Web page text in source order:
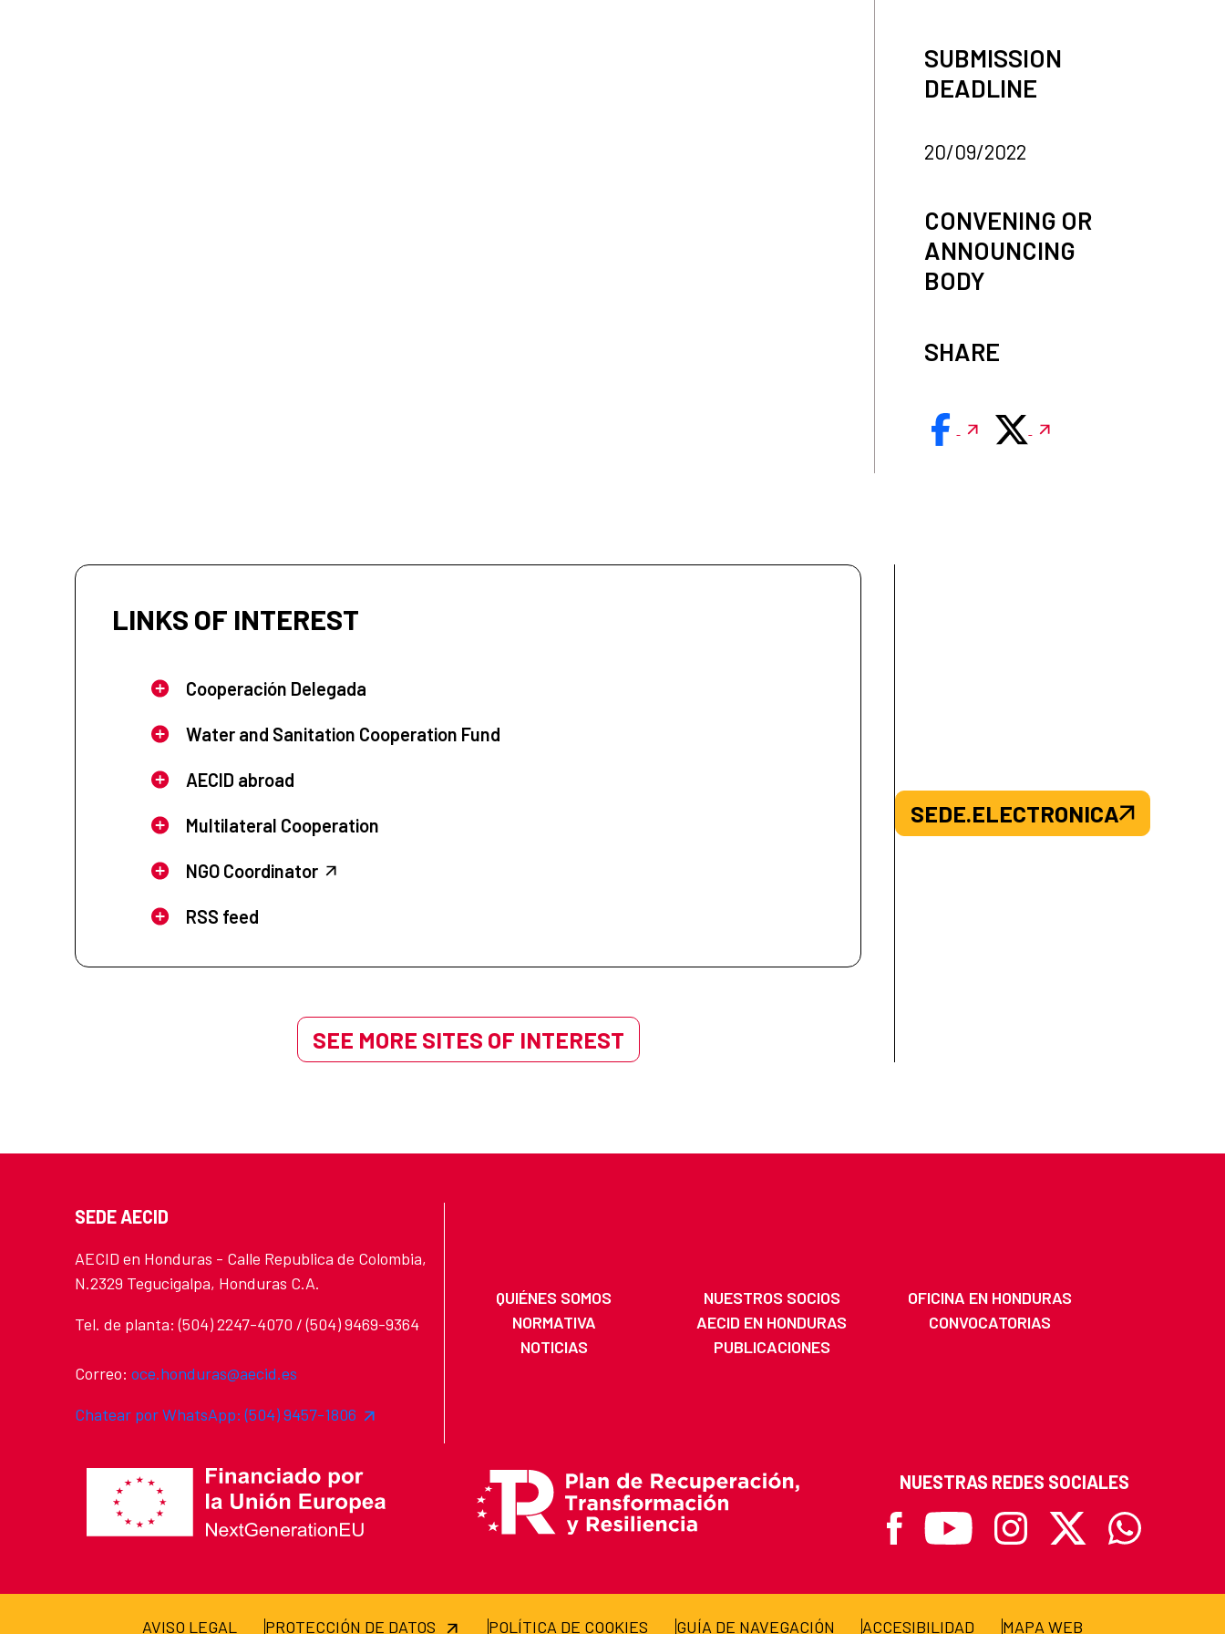
SUBMISSION
DEADLINE
20/09/2022
CONVENING OR
ANNOUNCING
BODY
SHARE
LINKS OF INTEREST
Cooperación Delegada
Water and Sanitation Cooperation Fund
AECID abroad
Multilateral Cooperation
NGO Coordinator
RSS feed
SEE MORE SITES OF INTEREST
SEDE.ELECTRONICA
SEDE AECID
AECID en Honduras - Calle Republica de Colombia,
N.2329 Tegucigalpa, Honduras C.A.
Tel. de planta: (504) 2247-4070 / (504) 9469-9364
Correo: oce.honduras@aecid.es
Chatear por WhatsApp: (504) 9457-1806
QUIÉNES SOMOS NUESTROS SOCIOS
OFICINA EN HONDURAS
NORMATIVA
AECID EN HONDURAS
CONVOCATORIAS
NOTICIAS
PUBLICACIONES
NUESTRAS REDES SOCIALES
Facebook
Youtube Instagram
X Whatsapp
AVISO LEGAL PROTECCIÓN DE DATOS POLÍTICA DE COOKIES GUÍA DE NAVEGACIÓN ACCESIBILIDAD MAPA WEB